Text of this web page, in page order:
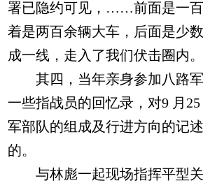
署已隐约可见，……前面是一
着是两百余辆大车，后面是少
成一线，走入了我们伏击圈内
其四，当年亲身参加八路军
一些指战员的回忆录，对9 月
军部队的组成及行进方向的记
的。
与林彪一起现场指挥平型关